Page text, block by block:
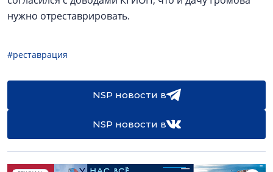
нужно отреставрировать.
#реставрация
NSP новости в
NSP новости в